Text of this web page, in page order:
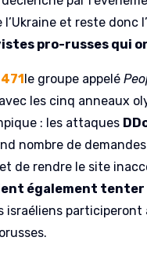
et reste donc
pro-russes qui
le groupe appelé
les cinq anneaux
: les attaques
nombre de
de rendre le site
également tenter
israéliens